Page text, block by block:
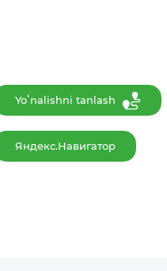
Yoʻnalishni tanlash
Яндекс.Навигатор